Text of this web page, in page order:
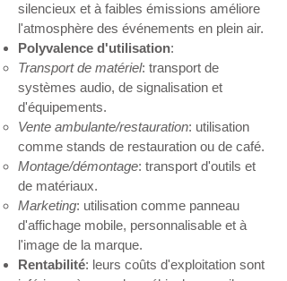
silencieux et à faibles émissions améliore
l'atmosphère des événements en plein air.
Polyvalence d'utilisation:
Transport de matériel: transport de
systèmes audio, de signalisation et
d'équipements.
Vente ambulante/restauration: utilisation
comme stands de restauration ou de café.
Montage/démontage: transport d'outils et
de matériaux.
Marketing: utilisation comme panneau
d'affichage mobile, personnalisable et à
l'image de la marque.
Rentabilité: leurs coûts d'exploitation sont